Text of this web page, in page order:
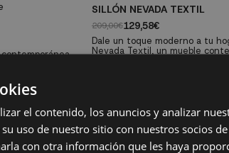
Este magnífico
atención de
color arena. El
SILLÓN NEVADA TEXTIL
209,00€129,58€
Dale un toque moderno a tu
Nevada Textil, un mueble
cualquier espacio....
el contenido, los anuncios y analizar
uso de nuestro sitio con nuestros socios
con otra información que les haya